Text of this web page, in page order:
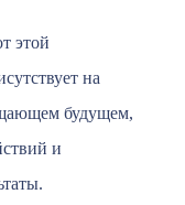
этой
на
будущем,
и